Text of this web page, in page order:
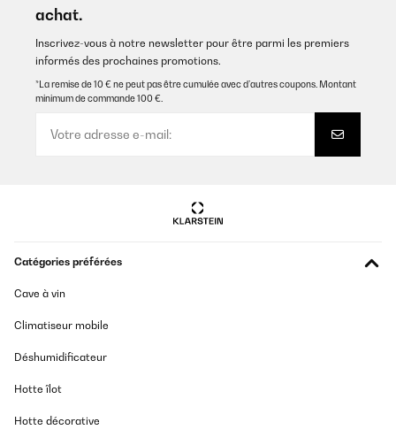
achat.
Inscrivez-vous à notre newsletter pour être parmi les premiers
informés des prochaines promotions.
*La remise de 10 € ne peut pas être cumulée avec d’autres coupons. Montant
minimum de commande 100 €.
Catégories préférées
Cave à vin
Climatiseur mobile
Déshumidificateur
Hotte îlot
Hotte décorative